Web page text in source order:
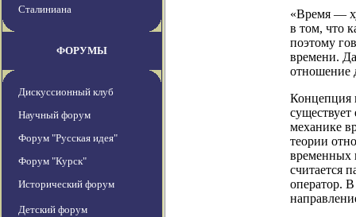
Сталиниана
ФОРУМЫ
Дискуссионный клуб
Научный форум
Форум "Русская идея"
Форум "Курск"
Исторический форум
Детский форум
«Время —
в том, что
поэтому
времени.
отношение
Концепция
механике
теории
временных
считается
оператор.